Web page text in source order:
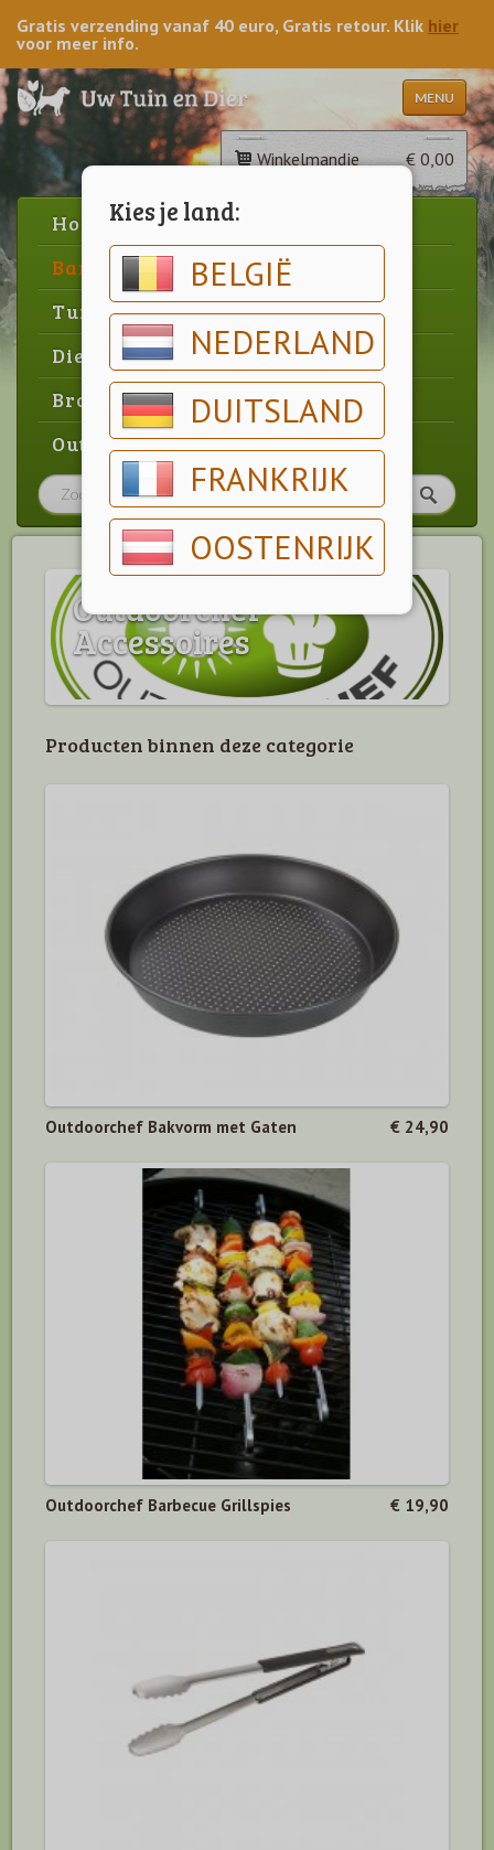
Kies je land:
BELGIË
NEDERLAND
DUITSLAND
FRANKRIJK
OOSTENRIJK
Gratis verzending vanaf 40 euro, Gratis retour. Klik hier
voor meer info.
MENU
Winkelmandje € 0,00
Home
Barbecue
Tuin
Dier
Brood & gebak
Outlet
Outdoorchef
Accessoires
Producten binnen deze categorie
Outdoorchef Bakvorm met Gaten € 24,90
Outdoorchef Barbecue Grillspies € 19,90